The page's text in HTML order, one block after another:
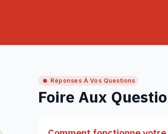
Réponses À Vos Questions
Foire Aux